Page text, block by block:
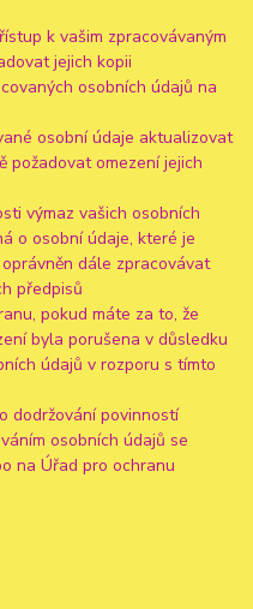
k vašim zpracovávaným
jejich kopii
osobních údajů na
osobní údaje aktualizovat
požadovat omezení jejich
výmaz vašich osobních
o osobní údaje, které je
dále zpracovávat
předpisů
pokud máte za to, že
byla porušena v důsledku
údajů v rozporu s tímto
dodržování povinností
osobních údajů se
na Úřad pro ochranu